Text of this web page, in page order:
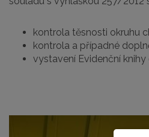
kontrola těsnosti okruhu
kontrola a případné
vystavení Evidenční